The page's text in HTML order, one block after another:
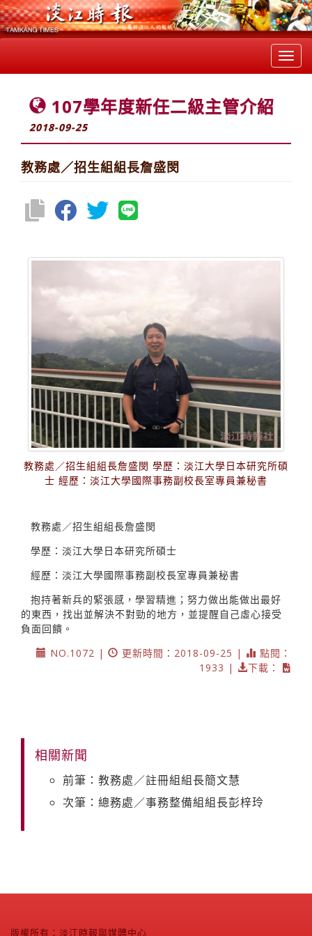
107學年度新任二級主管介紹
2018-09-25
教務處／招生組組長詹盛閔
教務處／招生組組長詹盛閔 學歷：淡江大學日本研究所碩
士 經歷：淡江大學國際事務副校長室專員兼秘書
教務處／招生組組長詹盛閔
學歷：淡江大學日本研究所碩士
經歷：淡江大學國際事務副校長室專員兼秘書
抱持著新兵的緊張感，學習精進；努力做出能做出最好
的東西，找出並解決不對勁的地方，並提醒自己虛心接受
負面回饋。
NO.1072 |
更新時間：2018-09-25 |
點閱：
1933 |
下載：
相關新聞
前筆：教務處／註冊組組長簡文慧
次筆：總務處／事務整備組組長彭梓玲
版權所有：淡江時報與媒體中心